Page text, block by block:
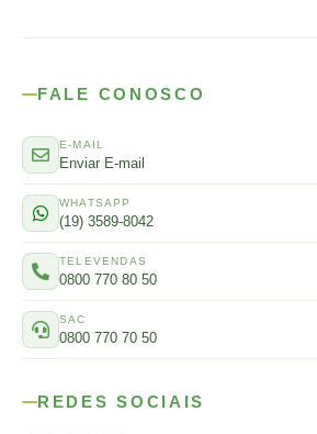
FALE CONOSCO
E-MAIL
Enviar E-mail
WHATSAPP
(19) 3589-8042
TELEVENDAS
0800 770 80 50
SAC
0800 770 70 50
REDES SOCIAIS